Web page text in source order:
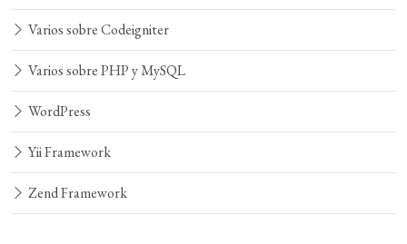
Varios sobre Codeigniter
Varios sobre PHP y MySQL
WordPress
Yii Framework
Zend Framework